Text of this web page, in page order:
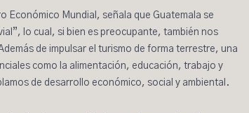
Económico Mundial, señala que Guatemala se
lo cual, si bien es preocupante, también nos
de impulsar el turismo de forma terrestre, una
como la alimentación, educación, trabajo y
de desarrollo económico, social y ambiental.